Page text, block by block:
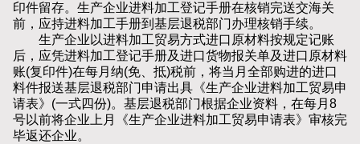
印件留存。生产企业进料加工登记手册在核销完送交海关
前，应持进料加工手册到基层退税部门办理核销手续。
生产企业以进料加工贸易方式进口原材料按规定记账
后，应凭进料加工登记手册及进口货物报关单及进口原材料
账(复印件)在每月纳(免、抵)税前，将当月全部购进的进口
料件报送基层退税部门申请出具《生产企业进料加工贸易申
请表》(一式四份)。基层退税部门根据企业资料，在每月8
号以前将企业上月《生产企业进料加工贸易申请表》审核完
毕返还企业。